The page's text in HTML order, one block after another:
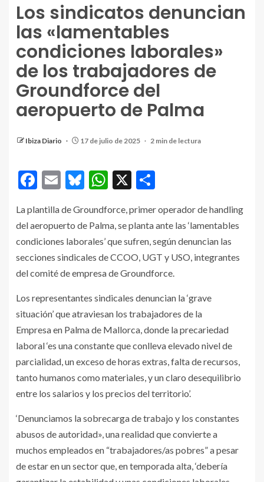
Los sindicatos denuncian
las «lamentables
condiciones laborales»
de los trabajadores de
Groundforce del
aeropuerto de Palma
Ibiza Diario 17 de julio de 2025 2 min de lectura
Facebook
EmailBluesky
WhatsApp
X
La plantilla de Groundforce, primer operador de handling
del aeropuerto de Palma, se planta ante las ‘lamentables
condiciones laborales’ que sufren, según denuncian las
secciones sindicales de CCOO, UGT y USO, integrantes
del comité de empresa de Groundforce.
Los representantes sindicales denuncian la ‘grave
situación’ que atraviesan los trabajadores de la
Empresa en Palma de Mallorca, donde la precariedad
laboral ‘es una constante que conlleva elevado nivel de
parcialidad, un exceso de horas extras, falta de recursos,
tanto humanos como materiales, y un claro desequilibrio
entre los salarios y los precios del territorio’.
‘Denunciamos la sobrecarga de trabajo y los constantes
abusos de autoridad», una realidad que convierte a
muchos empleados en “trabajadores/as pobres” a pesar
de estar en un sector que, en temporada alta, ‘debería